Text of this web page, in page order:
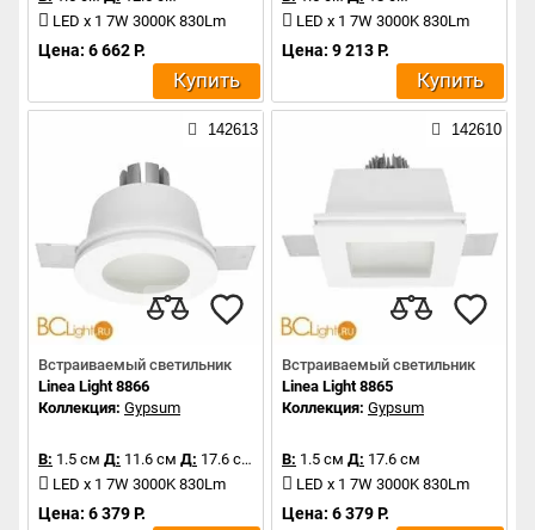
LED x 1 7W 3000K 830Lm
Цена: 6 662 Р.
Купить
LED x 1 7W 3000K 830Lm
Цена: 9 213 Р.
Купить
142613
Встраиваемый светильник
Linea Light 8866
Коллекция: Gypsum
В: 1.5 см Д: 11.6 см Д: 17.6 см
LED x 1 7W 3000K 830Lm
Цена: 6 379 Р.
142610
Встраиваемый светильник
Linea Light 8865
Коллекция: Gypsum
В: 1.5 см Д: 17.6 см
LED x 1 7W 3000K 830Lm
Цена: 6 379 Р.